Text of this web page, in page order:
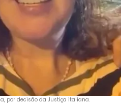
por decisão da Justiça italiana.